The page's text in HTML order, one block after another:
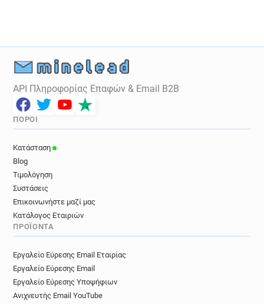
e************@norauto.fr
h*******@norauto.fr
p*****@norauto.fr
n******@norauto.fr
API Πληροφορίας Επαφών & Email B2B
ΠΌΡΟΙ
Κατάσταση
Blog
Τιμολόγηση
Συστάσεις
Επικοινωνήστε μαζί μας
Κατάλογος Εταιριών
ΠΡΟΪΌΝΤΑ
Εργαλείο Εύρεσης Email Εταιρίας
Εργαλείο Εύρεσης Email
Εργαλείο Εύρεσης Υποψήφιων
Ανιχνευτής Email YouTube